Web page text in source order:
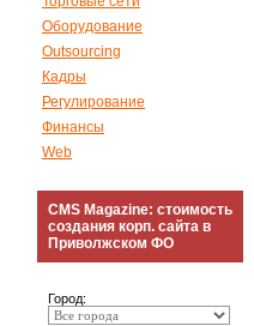
Оборудование
Outsourcing
Кадры
Регулирование
Финансы
Web
CMS Magazine: стоимость
создания корп. сайта в
Приволжском ФО
Город: